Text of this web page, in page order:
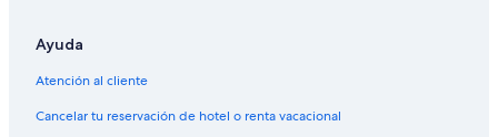
Hoteles en West Colfax
Ayuda
Atención al cliente
Cancelar tu reservación de hotel o renta vacacional